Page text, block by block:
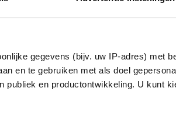
gegevens (bijv. uw IP-adres) met
en te gebruiken met als doel
publiek en productontwikkeling. U kunt
jouw gids in de supermarkt
informatieve én vrolijke manier
een etiket? Hoe light is ‘light’? En is
button.
van broccoli